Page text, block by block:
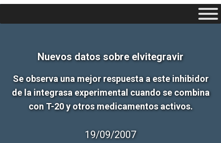
Nuevos datos sobre elvitegravir
Se observa una mejor respuesta a este inhibidor
de la integrasa experimental cuando se combina
con T-20 y otros medicamentos activos.
19/09/2007